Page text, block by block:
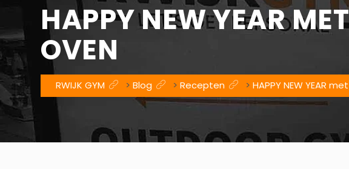
HAPPY NEW YEAR
OVEN
RWIJK GYM > Blog > Recepten > HAPPY NEW YEAR